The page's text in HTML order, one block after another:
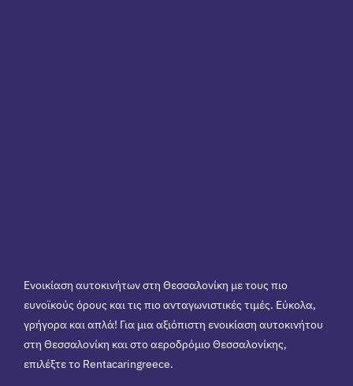
Ενοικίαση αυτοκινήτων στη Θεσσαλονίκη με τους πιο
ευνοϊκούς όρους και τις πιο ανταγωνιστικές τιμές. Εύκολα,
γρήγορα και απλά! Για μια αξιόπιστη ενοικίαση αυτοκινήτου
στη Θεσσαλονίκη και στο αεροδρόμιο Θεσσαλονίκης,
επιλέξτε το Rentacaringreece.